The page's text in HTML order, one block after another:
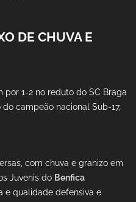
DE CHUVA E
por 1-2 no reduto do SC Braga
campeão nacional Sub-17,
com chuva e granizo em
Juvenis do Benfica
e qualidade defensiva e